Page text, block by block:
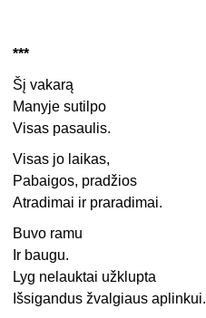
***
Šį vakarą
Manyje sutilpo
Visas pasaulis.
Visas jo laikas,
Pabaigos, pradžios
Atradimai ir praradimai.
Buvo ramu
Ir baugu.
Lyg nelauktai užklupta
Išsigandus žvalgiaus aplinkui.